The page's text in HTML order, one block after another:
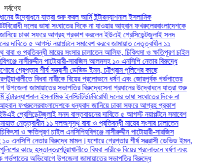
সর্বশেষ
উদ্বোধনে যাত্রা শুরু করল আর্মি ইন্টারন্যাশনাল ইসলামিক
দলের ভাষা সংঘাতের দিকে না যাওয়ার আহ্বান ফখরুলেরবাংলাদেশকে
ঢাকা সফরে আগ্রহ প্রকাশ করলেন ইউএই প্রেসিডেন্টজুলাই সনদ
৫ আগস্ট নয়াপল্টনে সমাবেশ করবে জামায়াত নেতৃত্বাধীন ১১
প্রতিবন্ধী মায়ের সংসার চালাতেন আলিফ, চিকিৎসা ও ক্ষতিপূরণ চাইল
নাসীরুদ্দীন পাটোয়ারী-সারজিস আলমসহ ১০ এনসিপি নেতার বিরুদ্ধে
শীর্ষ সন্ত্রাসী ডেভিড ইমন, চট্টগ্রাম পুলিশের কাছে
বিধবা নারীকে বিয়ের প্রলোভনে ধর্ষণ এবং জোরপূর্বক গর্ভপাতের
জামায়াতের সভাপতির বিরুদ্ধেসেনা প্রধানের উদ্বোধনে যাত্রা শুরু
ইসলামিক ইনস্টিটিউটবিরোধী দলের ভাষা সংঘাতের দিকে না
ফখরুলেরবাংলাদেশকে ধন্যবাদ জানিয়ে ঢাকা সফরে আগ্রহ প্রকাশ
জুলাই সনদ বাস্তবায়নের দাবিতে ৫ আগস্ট নয়াপল্টনে সমাবেশ
নেতৃত্বাধীন ১১ দলঅসুস্থ বাবা ও প্রতিবন্ধী মায়ের সংসার চালাতেন
ও ক্ষতিপূরণ চাইল এনসিপিহবিগঞ্জে নাসীরুদ্দীন পাটোয়ারী-সারজিস
নেতার বিরুদ্ধে মামল।যশোরে গ্রেপ্তার শীর্ষ সন্ত্রাসী ডেভিড ইমন,
কাছে হস্তান্তরপটুয়াখালীতে বিধবা নারীকে বিয়ের প্রলোভনে ধর্ষণ এবং
অভিযোগে উপজেলা জামায়াতের সভাপতির বিরুদ্ধে